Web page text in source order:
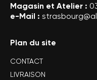
Magasin et Atelier :
e-Mail :
Plan du site
CONTACT
LIVRAISON